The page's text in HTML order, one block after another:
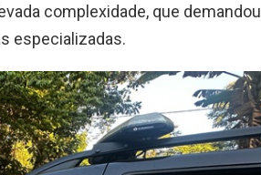
complexidade, que demandou
especializadas.